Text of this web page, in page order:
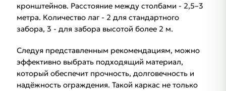
кронштейнов. Расстояние между столбами - 2,5–3
метра. Количество лаг - 2 для стандартного
забора, 3 - для забора высотой более 2 м.
Следуя представленным рекомендациям, можно
эффективно выбрать подходящий материал,
который обеспечит прочность, долговечность и
надёжность ограждения. Такой каркас не только